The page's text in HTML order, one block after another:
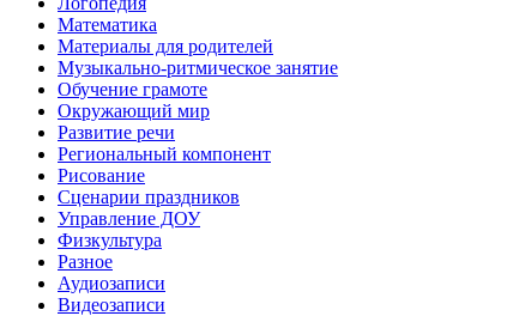
Математика
Материалы для родителей
Музыкально-ритмическое занятие
Обучение грамоте
Окружающий мир
Развитие речи
Региональный компонент
Рисование
Сценарии праздников
Управление ДОУ
Физкультура
Разное
Аудиозаписи
Видеозаписи